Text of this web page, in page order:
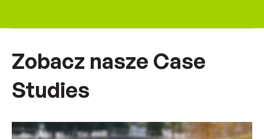
Zobacz nasze Case
Studies